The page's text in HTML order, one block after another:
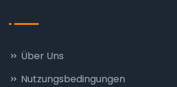
Über Uns
Nutzungsbedingungen